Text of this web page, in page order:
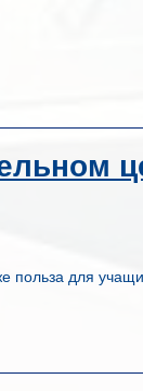
польза для